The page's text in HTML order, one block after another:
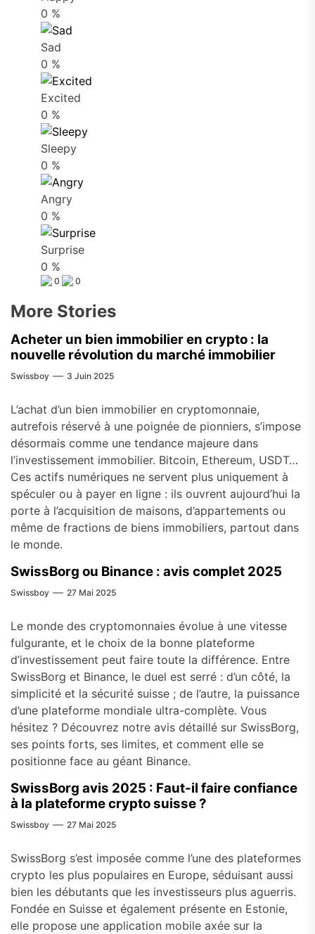
0 %
Sad
0 %
Excited
0 %
Sleepy
0 %
Angry
0 %
Surprise
0 %
0 0
More Stories
Acheter un bien immobilier en crypto : la
nouvelle révolution du marché immobilier
Swissboy 3 Juin 2025
L’achat d’un bien immobilier en cryptomonnaie,
autrefois réservé à une poignée de pionniers, s’impose
désormais comme une tendance majeure dans
l’investissement immobilier. Bitcoin, Ethereum, USDT…
Ces actifs numériques ne servent plus uniquement à
spéculer ou à payer en ligne : ils ouvrent aujourd’hui la
porte à l’acquisition de maisons, d’appartements ou
même de fractions de biens immobiliers, partout dans
le monde.
SwissBorg ou Binance : avis complet 2025
Swissboy 27 Mai 2025
Le monde des cryptomonnaies évolue à une vitesse
fulgurante, et le choix de la bonne plateforme
d’investissement peut faire toute la différence. Entre
SwissBorg et Binance, le duel est serré : d’un côté, la
simplicité et la sécurité suisse ; de l’autre, la puissance
d’une plateforme mondiale ultra-complète. Vous
hésitez ? Découvrez notre avis détaillé sur SwissBorg,
ses points forts, ses limites, et comment elle se
positionne face au géant Binance.
SwissBorg avis 2025 : Faut-il faire confiance
à la plateforme crypto suisse ?
Swissboy 27 Mai 2025
SwissBorg s’est imposée comme l’une des plateformes
crypto les plus populaires en Europe, séduisant aussi
bien les débutants que les investisseurs plus aguerris.
Fondée en Suisse et également présente en Estonie,
elle propose une application mobile axée sur la